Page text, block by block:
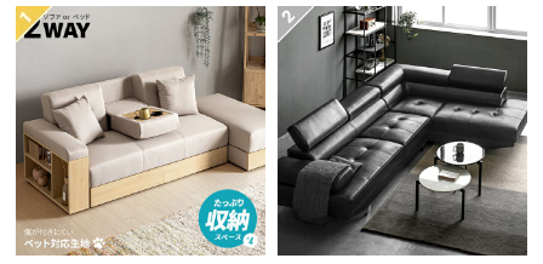
設
サ
ー
ビ
ス
に
つ
い